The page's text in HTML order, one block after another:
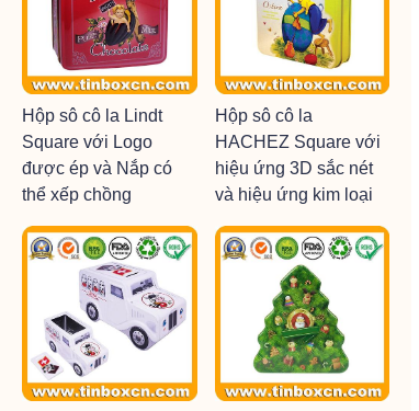
Hộp sô cô la Lindt
Square với Logo
được ép và Nắp có
thể xếp chồng
Hộp sô cô la
HACHEZ Square với
hiệu ứng 3D sắc nét
và hiệu ứng kim loại